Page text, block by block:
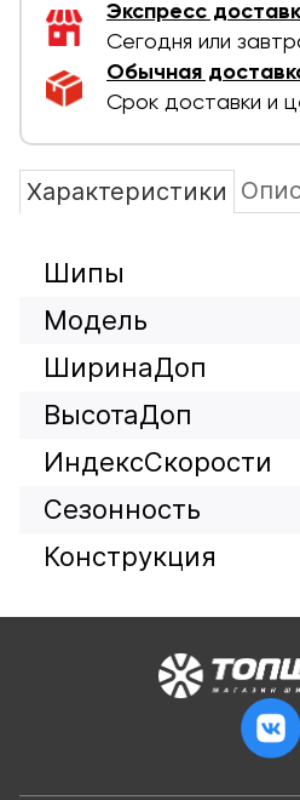
Экспресс
Сегодня или
Обычная
Срок доставки и
Характеристики
Шипы
Модель
ШиринаДоп
ВысотаДоп
ИндексСкорости
Сезонность
Конструкция